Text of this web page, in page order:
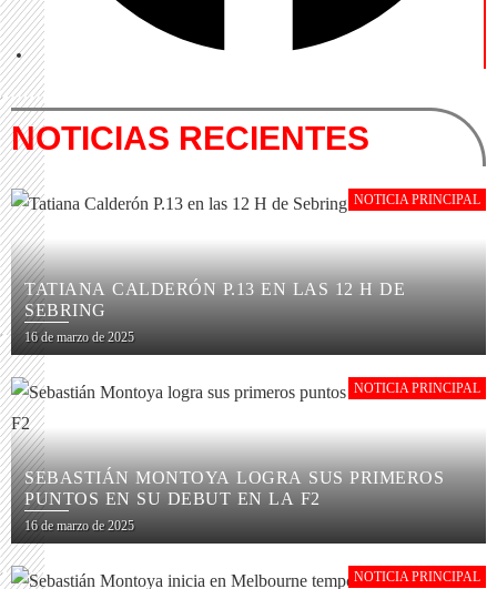
NOTICIAS RECIENTES
NOTICIA PRINCIPAL
TATIANA CALDERÓN P.13 EN LAS 12 H DE
SEBRING
16 de marzo de 2025
NOTICIA PRINCIPAL
SEBASTIÁN MONTOYA LOGRA SUS PRIMEROS
PUNTOS EN SU DEBUT EN LA F2
16 de marzo de 2025
NOTICIA PRINCIPAL